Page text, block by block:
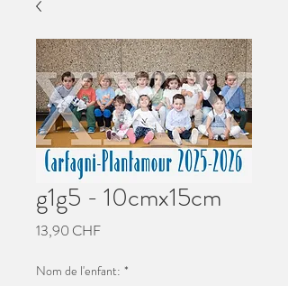
g1g5 - 10cmx15cm
13,90 CHFPrezzo
Nom de l'enfant: *